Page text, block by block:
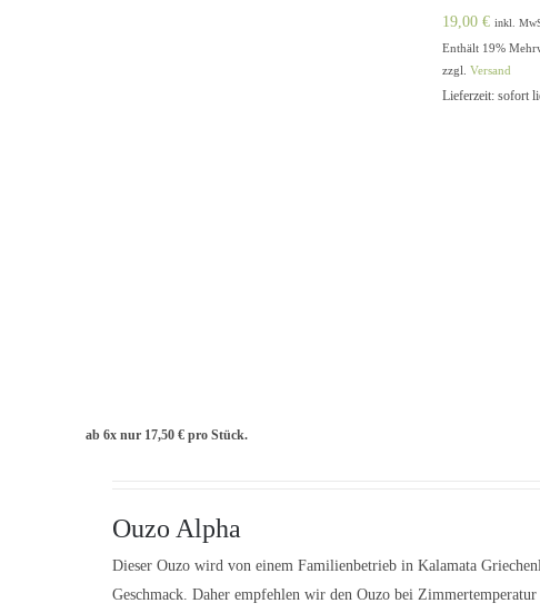
19,00€ inkl.
Enthält 19%
zzgl.Versand
Lieferzeit: sofort
ab 6x nur 17,50 € pro Stück.
Ouzo Alpha
Dieser Ouzo wird von einem Familienbetrieb in Kalamata
Geschmack. Daher empfehlen wir den Ouzo bei